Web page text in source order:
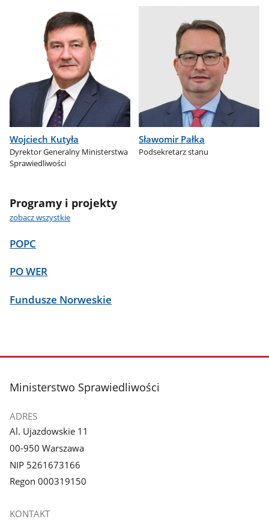
Wojciech Kutyła
Dyrektor Generalny Ministerstwa
Sprawiedliwości
Sławomir Pałka
Podsekretarz stanu
Programy i projekty
zobacz wszystkie
POPC
PO WER
Fundusze Norweskie
stopka
Ministerstwo Sprawiedliwości
ADRES
Al. Ujazdowskie 11
00-950 Warszawa
NIP 5261673166
Regon 000319150
KONTAKT